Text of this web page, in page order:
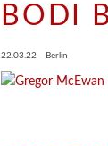
BODI
22.03.22 - Berlin